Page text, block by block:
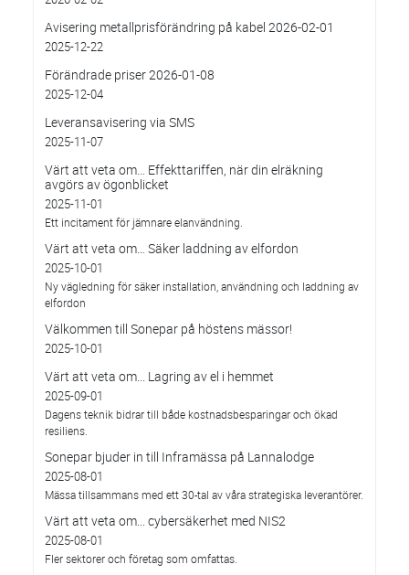
Avisering metallprisförändring på kabel 2026-02-01
2025-12-22
Förändrade priser 2026-01-08
2025-12-04
Leveransavisering via SMS
2025-11-07
Värt att veta om… Effekttariffen, när din elräkning
avgörs av ögonblicket
2025-11-01
Ett incitament för jämnare elanvändning.
Värt att veta om… Säker laddning av elfordon
2025-10-01
Ny vägledning för säker installation, användning och laddning av
elfordon
Välkommen till Sonepar på höstens mässor!
2025-10-01
Värt att veta om... Lagring av el i hemmet
2025-09-01
Dagens teknik bidrar till både kostnadsbesparingar och ökad
resiliens.
Sonepar bjuder in till Inframässa på Lannalodge
2025-08-01
Mässa tillsammans med ett 30-tal av våra strategiska leverantörer.
Värt att veta om... cybersäkerhet med NIS2
2025-08-01
Fler sektorer och företag som omfattas.